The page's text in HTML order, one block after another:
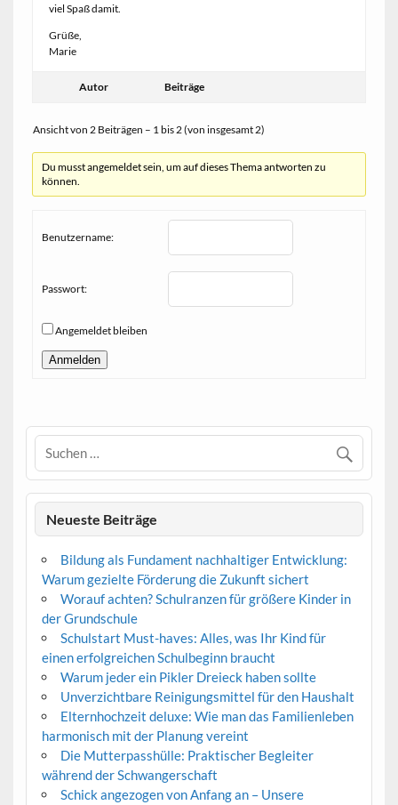
viel Spaß damit.
Grüße,
Marie
Autor Beiträge
Ansicht von 2 Beiträgen – 1 bis 2 (von insgesamt 2)
Du musst angemeldet sein, um auf dieses Thema antworten zu
können.
Benutzername:
Passwort:
Angemeldet bleiben
Anmelden
Neueste Beiträge
Bildung als Fundament nachhaltiger Entwicklung:
Warum gezielte Förderung die Zukunft sichert
Worauf achten? Schulranzen für größere Kinder in
der Grundschule
Schulstart Must-haves: Alles, was Ihr Kind für
einen erfolgreichen Schulbeginn braucht
Warum jeder ein Pikler Dreieck haben sollte
Unverzichtbare Reinigungsmittel für den Haushalt
Elternhochzeit deluxe: Wie man das Familienleben
harmonisch mit der Planung vereint
Die Mutterpasshülle: Praktischer Begleiter
während der Schwangerschaft
Schick angezogen von Anfang an – Unsere